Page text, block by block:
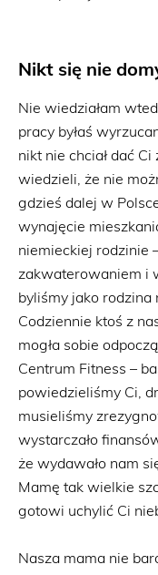
Nikt się nie
Nie wiedziałam
pracy byłaś
nikt nie chciał dać
wiedzieli, że nie
gdzieś dalej w
wynajęcie
niemieckiej rodzinie
zakwaterowaniem i
byliśmy jako rodzina
Codziennie ktoś z
mogła sobie
Centrum Fitness –
powiedzieliśmy Ci,
musieliśmy
wystarczało
że wydawało nam
Mamę tak wielkie
gotowi uchylić Ci
Nasza mama nie